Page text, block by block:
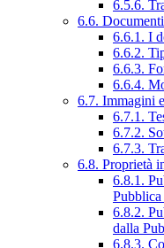
6.5.6.
6.6. Documenti
6.6.1. I
6.6.2.
6.6.3.
6.6.4.
6.7. Immagini
6.7.1.
6.7.2.
6.7.3.
6.8. Proprietà
6.8.1.
6.8.2.
dalla
6.8.3.